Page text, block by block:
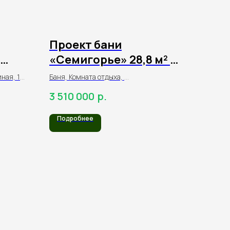
1
Проект бани
«Семигорье» 28,8 м² из
оцилиндрованного
бревна
Баня, Комната отдыха,
Парная, Моечная
3 510 000 р.
Подробнее